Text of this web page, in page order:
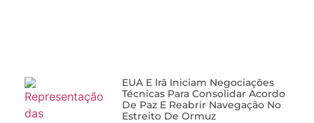
EUA E Irã Iniciam Negociações
Técnicas Para Consolidar Acordo
De Paz E Reabrir Navegação No
Estreito De Ormuz